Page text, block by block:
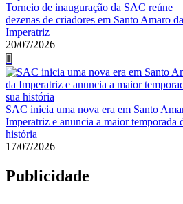
Torneio de inauguração da SAC reúne
dezenas de criadores em Santo Amaro da
Imperatriz
20/07/2026
SAC inicia uma nova era em Santo
Imperatriz e anuncia a maior temporada
história
17/07/2026
Publicidade